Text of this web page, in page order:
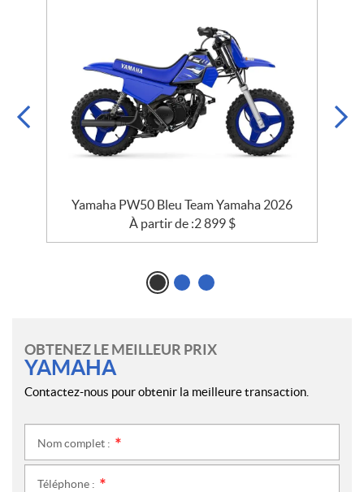
Yamaha PW50 Bleu Team Yamaha 2026
À partir de :2 899 $
OBTENEZ LE MEILLEUR PRIX
YAMAHA
Contactez-nous pour obtenir la meilleure transaction.
Nom complet :
Téléphone :